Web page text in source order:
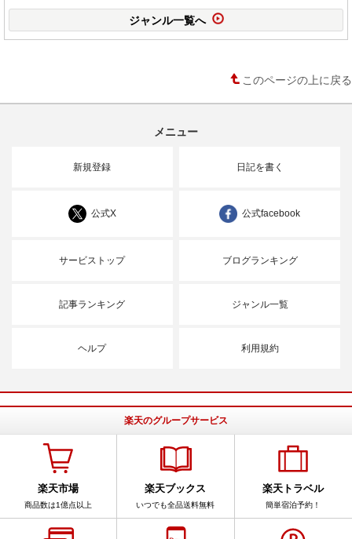
ジャンル一覧へ
このページの上に戻る
メニュー
新規登録 日記を書く
公式X 公式facebook
サービストップ ブログランキング
記事ランキング ジャンル一覧
ヘルプ 利用規約
楽天のグループサービス
楽天市場
商品数は1億点以上
楽天ブックス
いつでも全品送料無料
楽天トラベル
簡単宿泊予約！